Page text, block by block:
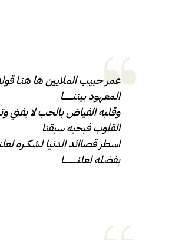
عمر حبيب الملايين ها هنـا
المعهود بيننــــــــا
وقلبه الفياض بالحب لا يفني
القلوب فبحبه سبقنا
اسطر قصاائد الدنيا لشكــره
بفضله لعلنـــــــــــا